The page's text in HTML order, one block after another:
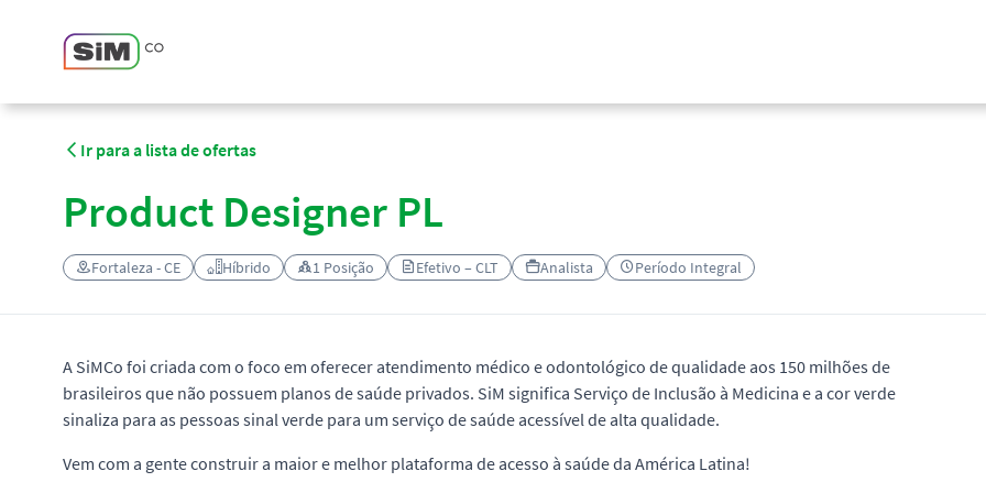
Ir para a lista de ofertas
Product Designer PL
Fortaleza - CE Híbrido 1 Posição Efetivo – CLT Analista Período Integral
A SiMCo foi criada com o foco em oferecer atendimento médico e odontológico de qualidade aos 150 milhões de
brasileiros que não possuem planos de saúde privados. SiM significa Serviço de Inclusão à Medicina e a cor verde
sinaliza para as pessoas sinal verde para um serviço de saúde acessível de alta qualidade.
Vem com a gente construir a maior e melhor plataforma de acesso à saúde da América Latina!